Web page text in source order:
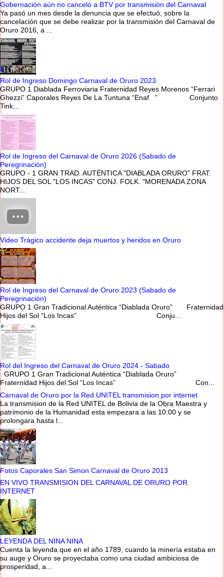
Gobernación aún no canceló a BTV por transmisión del Carnaval
Ya pasó un mes desde la denuncia que se efectuó, sobre la
cancelación que se debe realizar por la transmisión del Carnaval de
Oruro 2016, a ...
Rol de Ingreso Domingo Carnaval de Oruro 2023
GRUPO 1 Diablada Ferroviaria Fraternidad Reyes Morenos “Ferrari
Ghezzi” Caporales Reyes De La Tuntuna “Enaf ” Conjunto
Tink...
Rol de Ingreso del Carnaval de Oruro 2026 (Sabado de
Peregrinación)
GRUPO - 1 GRAN TRAD. AUTÉNTICA "DIABLADA ORURO" FRAT.
HIJOS DEL SOL "LOS INCAS" CONJ. FOLK. "MORENADA ZONA
NORT...
Video Trágico accidente deja muertos y heridos en Oruro
Rol de Ingreso del Carnaval de Oruro 2023 (Sabado de
Peregrinación)
GRUPO 1 Gran Tradicional Auténtica “Diablada Oruro” Fraternidad
Hijos del Sol “Los Incas” Conju...
Rol del Ingreso del Carnaval de Oruro 2024 - Sabado
GRUPO 1 Gran Tradicional Auténtica “Diablada Oruro”
Fraternidad Hijos del Sol “Los Incas” Con...
Carnaval de Oruro por la Red UNITEL transmision por internet
La transmision de la Red UNITEL de Bolivia de la Obra Maestra y
patrimonio de la Humanidad esta empezara a las 10:00 y se
prolongara hasta l...
Fotos Caporales San Simon Carnaval de Oruro 2013
EN VIVO TRANSMISION DEL CARNAVAL DE ORURO POR
INTERNET
LEYENDA DEL NINA NINA
Cuenta la leyenda que en el año 1789, cuando la minería estaba en
su auge y Oruro se proyectaba como una ciudad ambiciosa de
prosperidad, a...